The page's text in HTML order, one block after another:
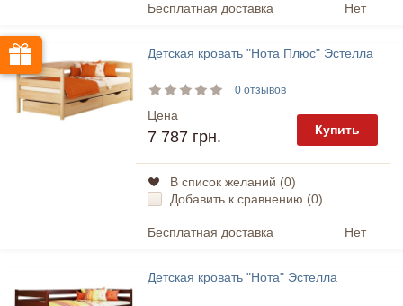
Бесплатная доставка Нет
Детская кровать "Нота Плюс" Эстелла
0 отзывов
Цена
7 787 грн. Купить
В список желаний (0)
Добавить к сравнению (0)
Бесплатная доставка Нет
Детская кровать "Нота" Эстелла